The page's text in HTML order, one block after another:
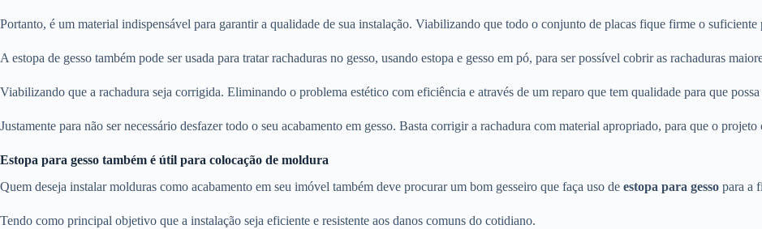
Portanto, é um material indispensável para garantir a qualidade de sua instalação. Viabilizando que todo o conjunto de placas fique firme o
A estopa de gesso também pode ser usada para tratar rachaduras no gesso, usando estopa e gesso em pó, para ser possível cobrir as rachaduras
Viabilizando que a rachadura seja corrigida. Eliminando o problema estético com eficiência e através de um reparo que tem qualidade para que
Justamente para não ser necessário desfazer todo o seu acabamento em gesso. Basta corrigir a rachadura com material apropriado, para que o
Estopa para gesso também é útil para colocação de moldura
Quem deseja instalar molduras como acabamento em seu imóvel também deve procurar um bom gesseiro que faça uso de estopa para gesso para a
Tendo como principal objetivo que a instalação seja eficiente e resistente aos danos comuns do cotidiano.